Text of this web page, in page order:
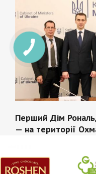
Перший Дім
— на території